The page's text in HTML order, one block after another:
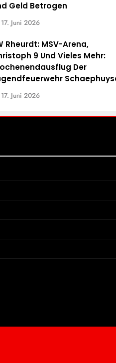
Geld Betrogen
17. Juni 2026
Rheurdt: MSV-Arena,
9 Und Vieles Mehr:
Der
17. Juni 2026